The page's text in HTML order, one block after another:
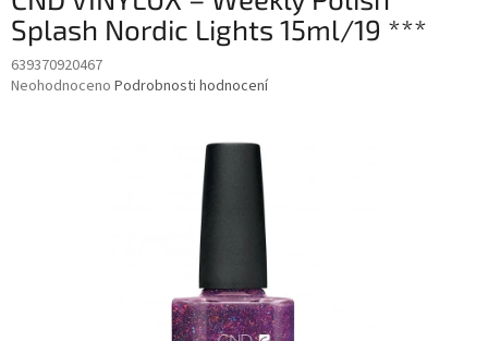
Splash Nordic Lights 15ml/19 ***
639370920467
Průměrné
Neohodnoceno Podrobnosti hodnocení